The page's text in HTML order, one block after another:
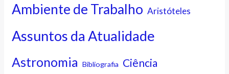
Ambiente de Trabalho Aristóteles
Assuntos da Atualidade
Astronomia Bibliografia Ciência